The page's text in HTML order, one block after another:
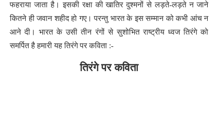
फहराया जाता है। इसकी रक्षा की खातिर दुश्मनों से लड़ते-लड़ते न जाने
कितने ही जवान शहीद हो गए। परन्तु भारत के इस सम्मान को कभी आंच न
आने दी। भारत के उसी तीन रंगों से सुशोभित राष्ट्रीय ध्वज तिरंगे को
समर्पित है हमारी यह तिरंगे पर कविता :-
तिरंगे पर कविता